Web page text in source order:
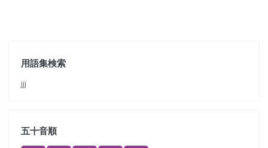
用語集検索
jjj
五十音順